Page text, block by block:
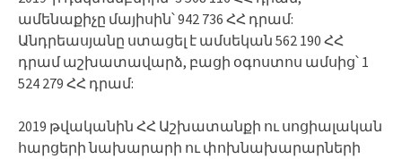
ամենաքիչը մայիսին՝ 942 736 ՀՀ դրամ:
Անդրեասյանը ստացել է ամսեկան 562 190 ՀՀ
դրամ աշխատավարձ, բացի օգոստոս ամսից՝ 1
524 279 ՀՀ դրամ:
2019 թվականին ՀՀ Աշխատանքի ու սոցիալական
հարցերի նախարարի ու փոխնախարարների